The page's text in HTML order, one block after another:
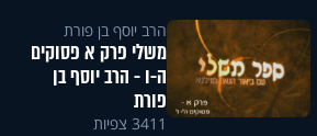
הרב יוסף בן פורת
משלי פרק א פסוקים
ה-ו - הרב יוסף בן
פורת
3411 צפיות